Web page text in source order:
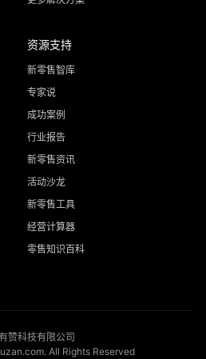
资源支持
新零售智库
专家说
成功案例
行业报告
新零售资讯
活动沙龙
新零售工具
经营计算器
零售知识百科
赞科技有限公司
All Rights Reserved